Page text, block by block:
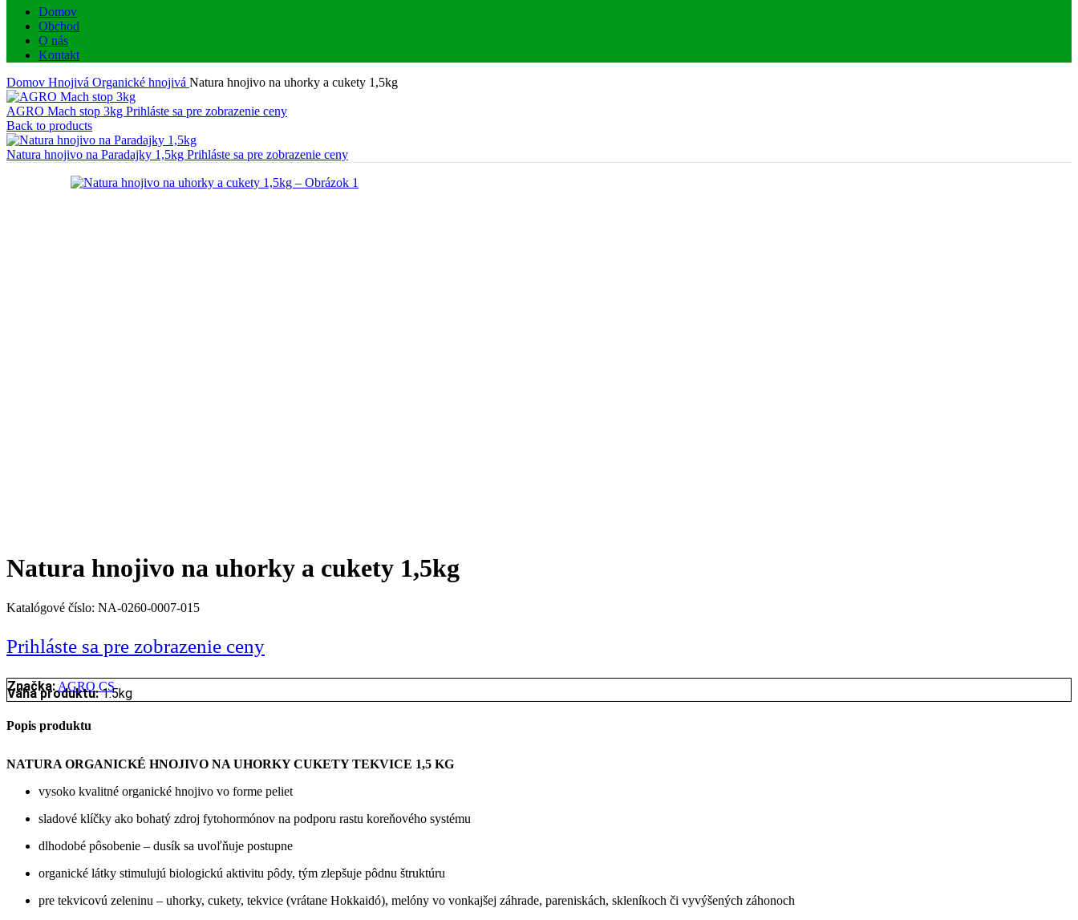
Domov
Obchod
O nás
Kontakt
Domov Hnojivá Organické hnojivá Natura hnojivo na uhorky a cukety 1,5kg
AGRO Mach stop 3kg Prihláste sa pre zobrazenie ceny
Back to products
Natura hnojivo na Paradajky 1,5kg Prihláste sa pre zobrazenie ceny
Natura hnojivo na uhorky a cukety 1,5kg
Katalógové číslo: NA-0260-0007-015
Prihláste sa pre zobrazenie ceny
Značka: AGRO CS
Váha produktu:1.5kg
Popis produktu
NATURA ORGANICKÉ HNOJIVO NA UHORKY CUKETY TEKVICE 1,5 KG
vysoko kvalitné organické hnojivo vo forme peliet
sladové klíčky ako bohatý zdroj fytohormónov na podporu rastu koreňového systému
dlhodobé pôsobenie – dusík sa uvoľňuje postupne
organické látky stimulujú biologickú aktivitu pôdy, tým zlepšuje pôdnu štruktúru
pre tekvicovú zeleninu – uhorky, cukety, tekvice (vrátane Hokkaidó), melóny vo vonkajšej záhrade, pareniskách, skleníkoch či vyvýšených záhonoch